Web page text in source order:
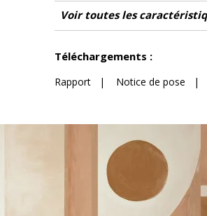
Hauteur
Largeur Totale
Raccord
Nombre de lés
Poids g/m²
Entretien
Pose colle
Dépose
Norme COV
ASTME84
Norme euroclass
Pays d'origine
Voir toutes les
Téléchargements :
Rapport| Notice de pose |